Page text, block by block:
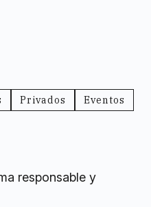
Privados
Eventos
responsable y